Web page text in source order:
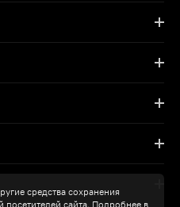
средства сохранения
посетителей сайта. Подробнее в